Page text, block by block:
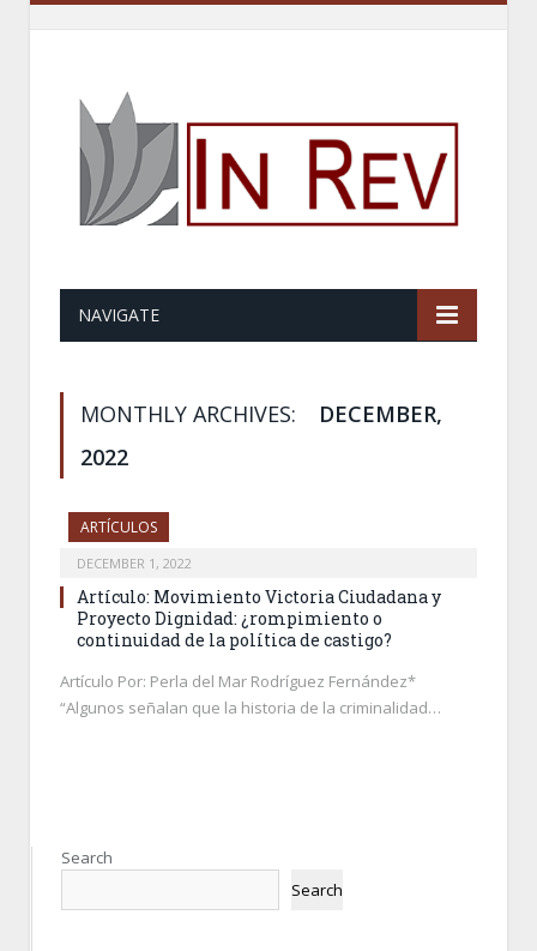
NAVIGATE
MONTHLY ARCHIVES:
DECEMBER,
2022
ARTÍCULOS
DECEMBER 1, 2022
Artículo: Movimiento Victoria Ciudadana y
Proyecto Dignidad: ¿rompimiento o
continuidad de la política de castigo?
Artículo Por: Perla del Mar Rodríguez Fernández*
“Algunos señalan que la historia de la criminalidad…
Search
Search